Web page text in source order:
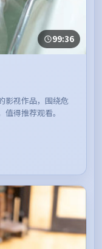
99:36
影视作品，围绕危
得推荐观看。